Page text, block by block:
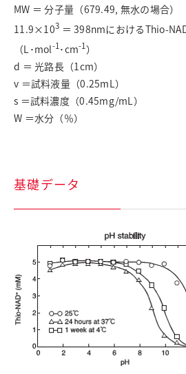
MW ＝ 分子量（679.49, 無水の場合）
11.9×103 ＝ 398nmにおけるThio-
（L･mol-1 ･cm-1）
d ＝ 光路長（1cm）
v ＝試料液量（0.25mL）
s ＝試料濃度（0.45mg/mL）
W ＝水分（％）
基礎データ